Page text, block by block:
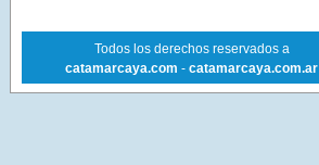
Todos los derechos reservados a
catamarcaya.com - catamarcaya.com.ar